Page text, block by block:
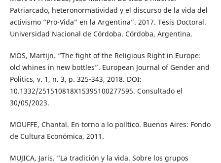
Patriarcado, heteronormatividad y el discurso de la vida del
activismo “Pro-Vida” en la Argentina”. 2017. Tesis Doctoral.
Universidad Nacional de Córdoba. Córdoba, Argentina.
MOS, Martijn. “The fight of the Religious Right in Europe:
old whines in new bottles”. European Journal of Gender and
Politics, v. 1, n. 3, p. 325-343, 2018. DOI:
10.1332/251510818X15395100277595. Consultado el
30/05/2023.
MOUFFE, Chantal. En torno a lo político. Buenos Aires: Fondo
de Cultura Económica, 2011.
MUJICA, Jaris. “La tradición y la vida. Sobre los grupos